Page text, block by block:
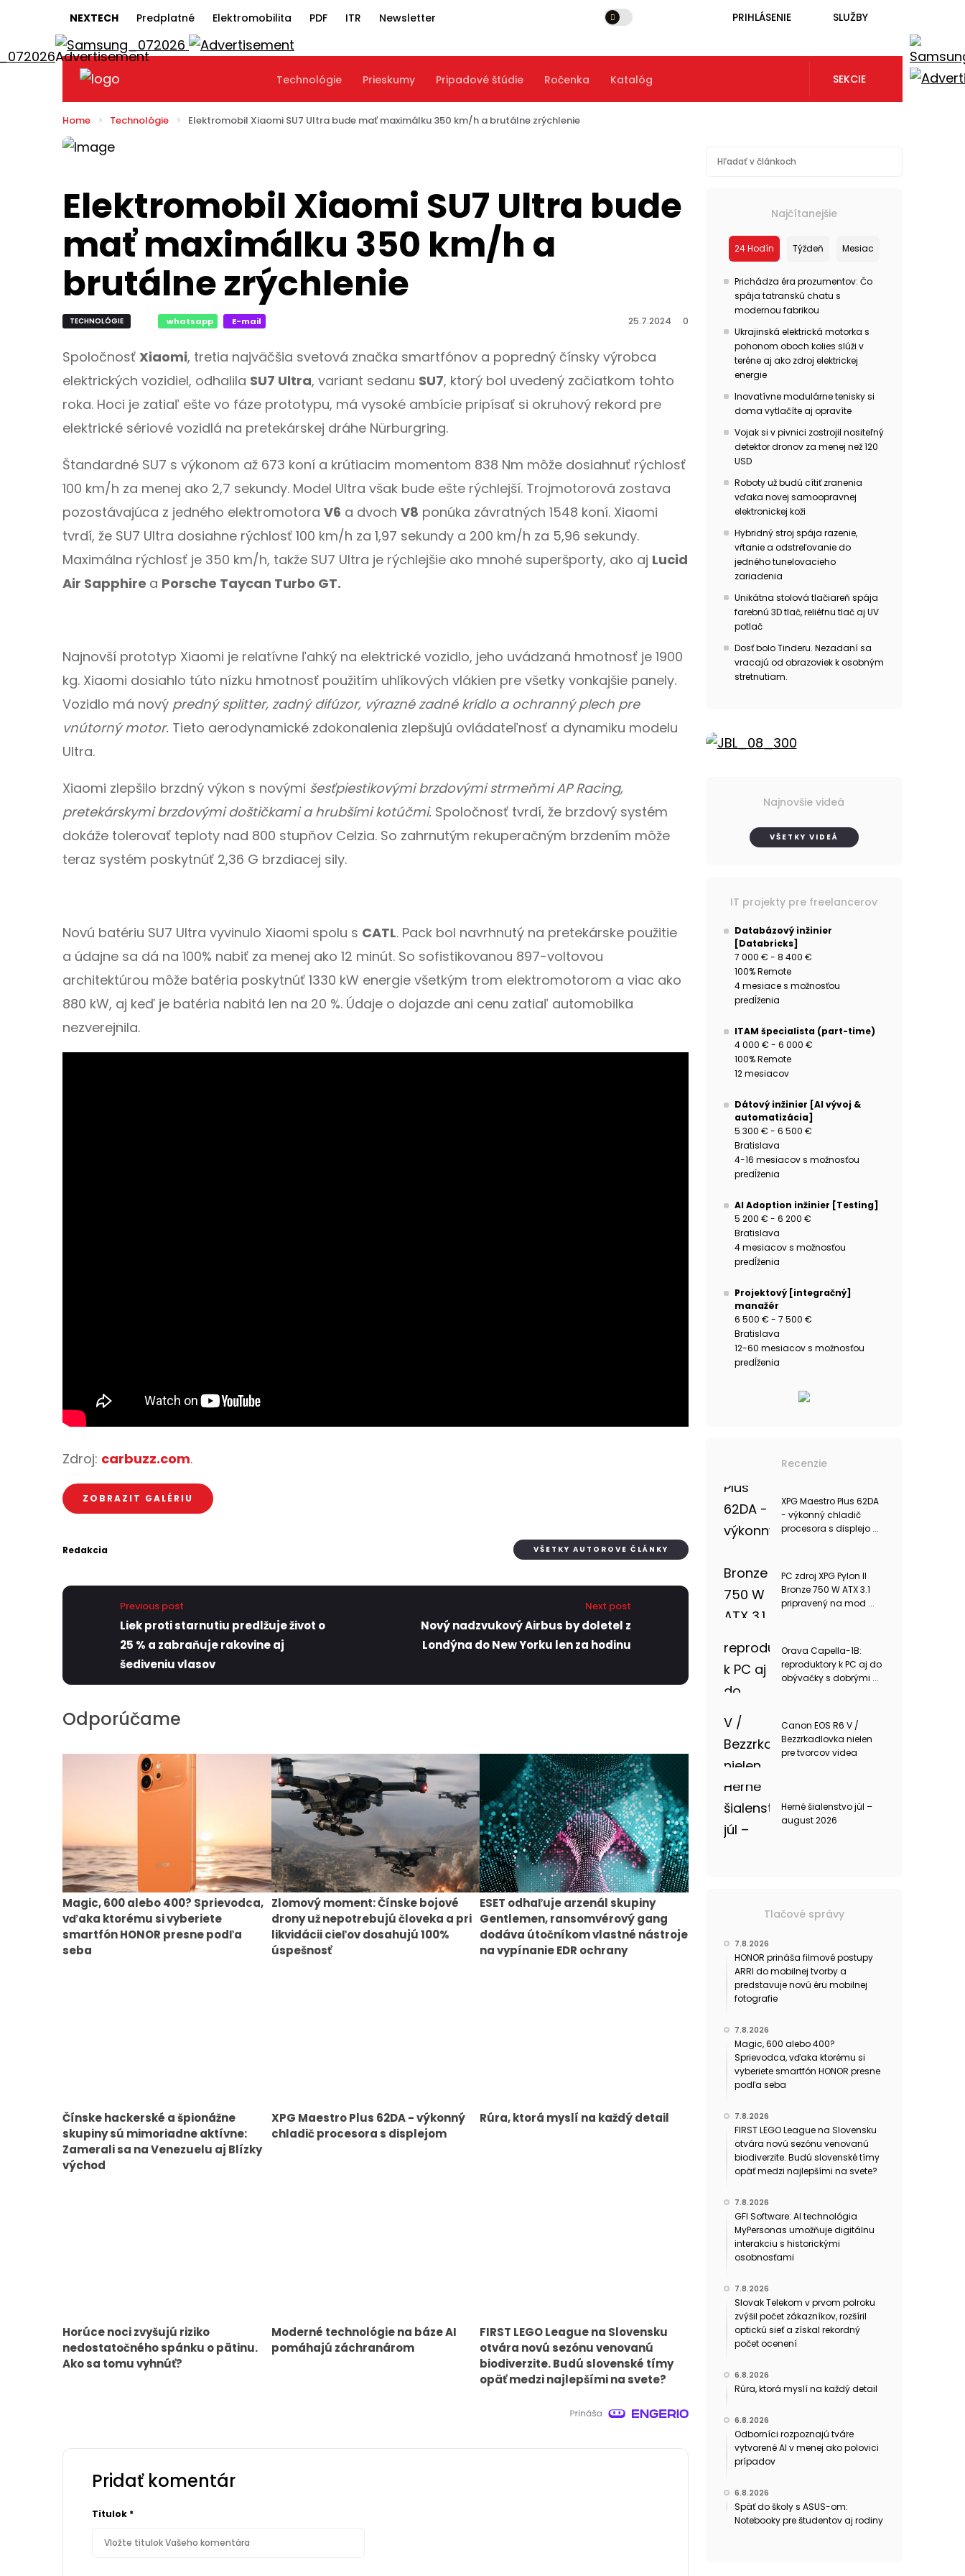
NEXTECH Predplatné Elektromobilita PDF ITR Newsletter PRIHLÁSENIE SLUŽBY
Technológie Prieskumy Pripadové štúdie Ročenka Katalóg SEKCIE
Home Technológie Elektromobil Xiaomi SU7 Ultra bude mať maximálku 350 km/h a brutálne zrýchlenie
Elektromobil Xiaomi SU7 Ultra bude
mať maximálku 350 km/h a
brutálne zrýchlenie
TECHNOLÓGIE whatsapp E-mail 25.7.2024 0
Spoločnosť Xiaomi, tretia najväčšia svetová značka smartfónov a popredný čínsky výrobca
elektrických vozidiel, odhalila SU7 Ultra, variant sedanu SU7, ktorý bol uvedený začiatkom tohto
roka. Hoci je zatiaľ ešte vo fáze prototypu, má vysoké ambície pripísať si okruhový rekord pre
elektrické sériové vozidlá na pretekárskej dráhe Nürburgring.
Štandardné SU7 s výkonom až 673 koní a krútiacim momentom 838 Nm môže dosiahnuť rýchlosť
100 km/h za menej ako 2,7 sekundy. Model Ultra však bude ešte rýchlejší. Trojmotorová zostava
pozostávajúca z jedného elektromotora V6 a dvoch V8 ponúka závratných 1548 koní. Xiaomi
tvrdí, že SU7 Ultra dosiahne rýchlosť 100 km/h za 1,97 sekundy a 200 km/h za 5,96 sekundy.
Maximálna rýchlosť je 350 km/h, takže SU7 Ultra je rýchlejšie ako mnohé superšporty, ako aj Lucid
Air Sapphire a Porsche Taycan Turbo GT.
Najnovší prototyp Xiaomi je relatívne ľahký na elektrické vozidlo, jeho uvádzaná hmotnosť je 1900
kg. Xiaomi dosiahlo túto nízku hmotnosť použitím uhlíkových vlákien pre všetky vonkajšie panely.
Vozidlo má nový predný splitter, zadný difúzor, výrazné zadné krídlo a ochranný plech pre
vnútorný motor. Tieto aerodynamické zdokonalenia zlepšujú ovládateľnosť a dynamiku modelu
Ultra.
Xiaomi zlepšilo brzdný výkon s novými šesťpiestikovými brzdovými strmeňmi AP Racing,
pretekárskymi brzdovými doštičkami a hrubšími kotúčmi. Spoločnosť tvrdí, že brzdový systém
dokáže tolerovať teploty nad 800 stupňov Celzia. So zahrnutým rekuperačným brzdením môže
teraz systém poskytnúť 2,36 G brzdiacej sily.
Novú batériu SU7 Ultra vyvinulo Xiaomi spolu s CATL. Pack bol navrhnutý na pretekárske použitie
a údajne sa dá na 100% nabiť za menej ako 12 minút. So sofistikovanou 897-voltovou
architektúrou môže batéria poskytnúť 1330 kW energie všetkým trom elektromotorom a viac ako
880 kW, aj keď je batéria nabitá len na 20 %. Údaje o dojazde ani cenu zatiaľ automobilka
nezverejnila.
Zdroj: carbuzz.com.
ZOBRAZIT GALÉRIU
Redakcia VŠETKY AUTOROVE ČLÁNKY
Previous post
Liek proti starnutiu predlžuje život o
25 % a zabraňuje rakovine aj
šediveniu vlasov
Next post
Nový nadzvukový Airbus by doletel z
Londýna do New Yorku len za hodinu
Odporúčame
Magic, 600 alebo 400? Sprievodca,
vďaka ktorému si vyberiete
smartfón HONOR presne podľa
seba
Zlomový moment: Čínske bojové
drony už nepotrebujú človeka a pri
likvidácii cieľov dosahujú 100%
úspešnosť
ESET odhaľuje arzenál skupiny
Gentlemen, ransomvérový gang
dodáva útočníkom vlastné nástroje
na vypínanie EDR ochrany
Čínske hackerské a špionážne
skupiny sú mimoriadne aktívne:
Zamerali sa na Venezuelu aj Blízky
východ
XPG Maestro Plus 62DA - výkonný
chladič procesora s displejom
Rúra, ktorá myslí na každý detail
Horúce noci zvyšujú riziko
nedostatočného spánku o pätinu.
Ako sa tomu vyhnúť?
Moderné technológie na báze AI
pomáhajú záchranárom
FIRST LEGO League na Slovensku
otvára novú sezónu venovanú
biodiverzite. Budú slovenské tímy
opäť medzi najlepšími na svete?
Pridať komentár
Titulok *
Najčítanejšie
24 Hodín Týždeň Mesiac
Prichádza éra prozumentov: Čo
spája tatranskú chatu s
modernou fabrikou
Ukrajinská elektrická motorka s
pohonom oboch kolies slúži v
teréne aj ako zdroj elektrickej
energie
Inovatívne modulárne tenisky si
doma vytlačíte aj opravíte
Vojak si v pivnici zostrojil nositeľný
detektor dronov za menej než 120
USD
Roboty už budú cítiť zranenia
vďaka novej samoopravnej
elektronickej koži
Hybridný stroj spája razenie,
vŕtanie a odstreľovanie do
jedného tunelovacieho
zariadenia
Unikátna stolová tlačiareň spája
farebnú 3D tlač, reliéfnu tlač aj UV
potlač
Dosť bolo Tinderu. Nezadaní sa
vracajú od obrazoviek k osobným
stretnutiam.
Najnovšie videá
VŠETKY VIDEÁ
IT projekty pre freelancerov
Databázový inžinier
[Databricks]
7 000 € - 8 400 €
100% Remote
4 mesiace s možnosťou
predĺženia
ITAM špecialista (part-time)
4 000 € - 6 000 €
100% Remote
12 mesiacov
Dátový inžinier [AI vývoj &
automatizácia]
5 300 € - 6 500 €
Bratislava
4-16 mesiacov s možnosťou
predĺženia
AI Adoption inžinier [Testing]
5 200 € - 6 200 €
Bratislava
4 mesiacov s možnosťou
predĺženia
Projektový [integračný]
manažér
6 500 € - 7 500 €
Bratislava
12-60 mesiacov s možnosťou
predĺženia
Recenzie
XPG Maestro Plus 62DA
- výkonný chladič
procesora s displejo ...
PC zdroj XPG Pylon II
Bronze 750 W ATX 3.1
pripravený na mod ...
Orava Capella-1B:
reproduktory k PC aj do
obývačky s dobrými ...
Canon EOS R6 V /
Bezzrkadlovka nielen
pre tvorcov videa
Herné šialenstvo júl –
august 2026
Tlačové správy
7.8.2026
HONOR prináša filmové postupy
ARRI do mobilnej tvorby a
predstavuje novú éru mobilnej
fotografie
7.8.2026
Magic, 600 alebo 400?
Sprievodca, vďaka ktorému si
vyberiete smartfón HONOR presne
podľa seba
7.8.2026
FIRST LEGO League na Slovensku
otvára novú sezónu venovanú
biodiverzite. Budú slovenské tímy
opäť medzi najlepšími na svete?
7.8.2026
GFI Software: AI technológia
MyPersonas umožňuje digitálnu
interakciu s historickými
osobnosťami
7.8.2026
Slovak Telekom v prvom polroku
zvýšil počet zákazníkov, rozšíril
optickú sieť a získal rekordný
počet ocenení
6.8.2026
Rúra, ktorá myslí na každý detail
6.8.2026
Odborníci rozpoznajú tváre
vytvorené AI v menej ako polovici
prípadov
6.8.2026
Späť do školy s ASUS-om:
Notebooky pre študentov aj rodiny